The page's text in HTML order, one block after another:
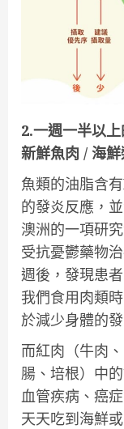
2.一週一半以
新鮮魚肉 / 海
魚類的油脂含
的發炎反應，
澳洲的一項研
受抗憂鬱藥物
週後，發現患
我們食用肉類
於減少身體的
而紅肉（牛肉
腸、培根）中
血管疾病、癌
天天吃到海鮮